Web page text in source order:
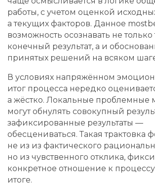
работы, с учетом оценкой
а текущих факторов. Данное
возможность осознавать не только
конечный результат, а и
принятых решений на всяком
В условиях напряжённом
итог процесса нередко
а жёстко. Локальные проблемные
могут обнулять совокупный
зафиксированные результаты —
обесцениваться. Такая трактовка
не из из фактического
но из чувственного отклика,
конкретное отношение к
итоге.